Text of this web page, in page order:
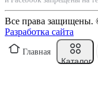
Все права защищены.
Разработка сайта
Главная
Каталог